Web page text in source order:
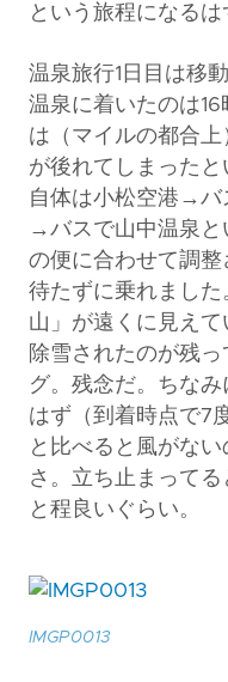
という旅程になるは
温泉旅行1日目は移
温泉に着いたのは
は（マイルの都合
が後れてしまった
自体は小松空港→
→バスで山中温泉と
の便に合わせて調整
待たずに乗れまし
山」が遠くに見え
除雪されたのが残
グ。残念だ。ちな
はず（到着時点で7
と比べると風がな
さ。立ち止まって
と程良いぐらい。
IMGP0013